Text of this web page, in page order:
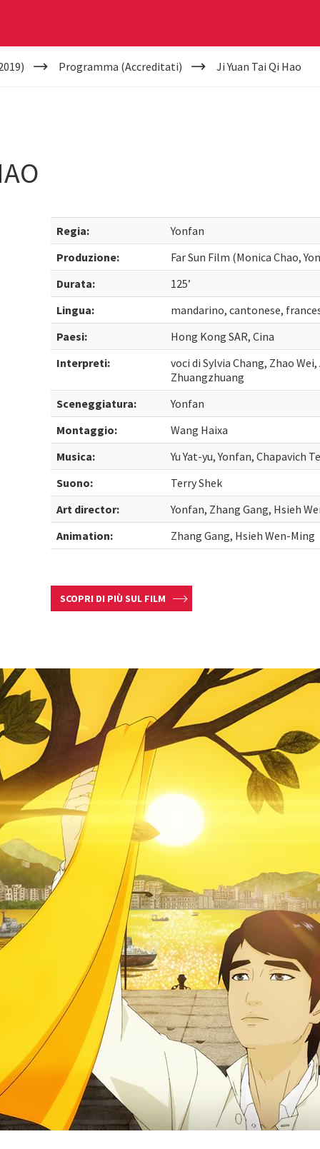
Programma (Accreditati) Ji Yuan Tai Qi Hao
Regia:
Yonfan
Produzione:
Far Sun Film (Monica Chao,
Durata:
125’
Lingua:
mandarino, cantonese,
Paesi:
Hong Kong SAR, Cina
Interpreti:
voci di Sylvia Chang, Zhao
Zhuangzhuang
Sceneggiatura:
Yonfan
Montaggio:
Wang Haixa
Musica:
Yu Yat-yu, Yonfan, Chapavich
Suono:
Terry Shek
Art director:
Yonfan, Zhang Gang, Hsieh
Animation:
Zhang Gang, Hsieh Wen-Ming
SCOPRI DI PIÙ SUL FILM